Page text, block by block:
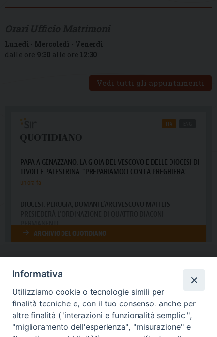
Lunedì - Mercoledì - Venerdì
dalle ore 9:30 alle ore 12:30
Vedi tutti gli appuntamenti
DIOCESI SUBURBICARIA DI ALBANO
Contatti:Tel.: 06.93268401 - Fax.: 06.9323844
E-mail:curia@diocesidialbano.it
Orari: dal Lunedì al Venerdì Ore: 9:00 - 13:00
Informativa
Utilizziamo cookie o tecnologie simili per
finalità tecniche e, con il tuo consenso, anche per
altre finalità ("interazioni e funzionalità semplici",
"miglioramento dell'esperienza", "misurazione" e